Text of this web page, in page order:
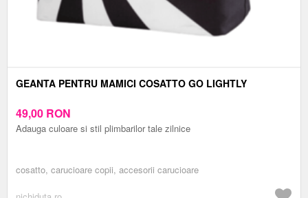
GEANTA PENTRU MAMICI COSATTO GO LIGHTLY
49,00 RON
Adauga culoare si stil plimbarilor tale zilnice
cosatto, carucioare copii, accesorii carucioare